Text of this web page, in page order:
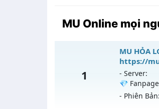
MU Online mọi
1
MU HỎA
https://
- Server:
💎
- Phiên Bản: